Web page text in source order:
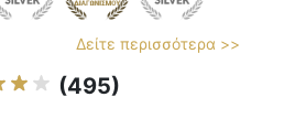
Δείτε περισσότερα >>
(495)